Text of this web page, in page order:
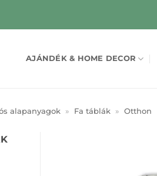
AJÁNDÉK & HOME DECOR
alapanyagok » Fa táblák » Otthon